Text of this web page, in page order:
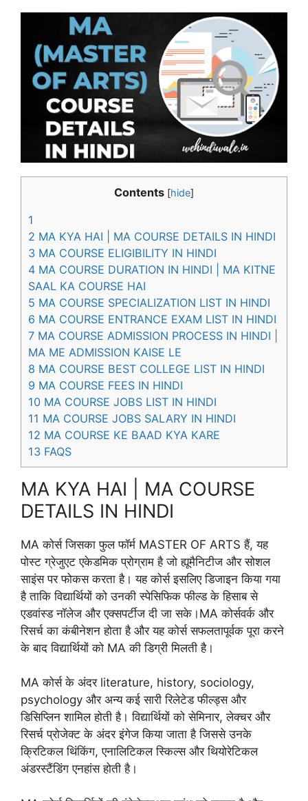
Contents [hide]
1
2 MA KYA HAI | MA COURSE DETAILS IN HINDI
3 MA COURSE ELIGIBILITY IN HINDI
4 MA COURSE DURATION IN HINDI | MA KITNE
SAAL KA COURSE HAI
5 MA COURSE SPECIALIZATION LIST IN HINDI
6 MA COURSE ENTRANCE EXAM LIST IN HINDI
7 MA COURSE ADMISSION PROCESS IN HINDI |
MA ME ADMISSION KAISE LE
8 MA COURSE BEST COLLEGE LIST IN HINDI
9 MA COURSE FEES IN HINDI
10 MA COURSE JOBS LIST IN HINDI
11 MA COURSE JOBS SALARY IN HINDI
12 MA COURSE KE BAAD KYA KARE
13 FAQS
MA KYA HAI | MA COURSE
DETAILS IN HINDI
MA कोर्स जिसका फुल फॉर्म MASTER OF ARTS हैं, यह
पोस्ट ग्रेजुएट एकेडमिक प्रोग्राम है जो ह्यूमैनिटीज और सोशल
साइंस पर फोकस करता है। यह कोर्स इसलिए डिजाइन किया गया
है ताकि विद्यार्थियों को उनकी स्पेसिफिक फील्ड के हिसाब से
एडवांस्ड नॉलेज और एक्सपर्टीज दी जा सके।MA कोर्सवर्क और
रिसर्च का कंबीनेशन होता है और यह कोर्स सफलतापूर्वक पूरा करने
के बाद विद्यार्थियों को MA की डिग्री मिलती है।
MA कोर्स के अंदर literature, history,‌ sociology,
psychology और अन्य कई सारी रिलेटेड फील्ड्स और
डिसिप्लिन शामिल होती है। विद्यार्थियों को सेमिनार, लेक्चर और
रिसर्च प्रोजेक्ट के अंदर इंगेज किया जाता है जिससे उनके
क्रिटिकल थिंकिंग, एनालिटिकल स्किल्स और थियोरेटिकल
अंडरस्टैंडिंग एनहांस होती है।